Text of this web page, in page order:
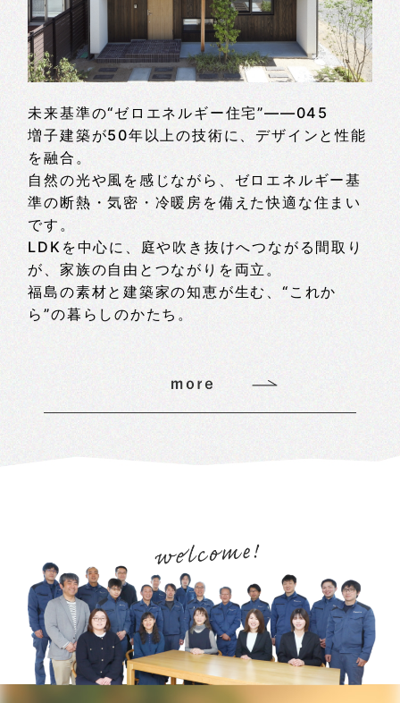
未来基準の“ゼロエネルギー住宅”——045
増子建築が50年以上の技術に、デザインと性能
を融合。
自然の光や風を感じながら、ゼロエネルギー基
準の断熱・気密・冷暖房を備えた快適な住まい
です。
LDKを中心に、庭や吹き抜けへつながる間取り
が、家族の自由とつながりを両立。
福島の素材と建築家の知恵が生む、“これか
ら”の暮らしのかたち。